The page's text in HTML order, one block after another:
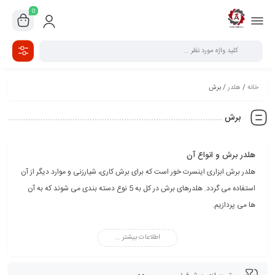
0
خانه/ هلدر/ برش
برش
هلدر برش و انواع آن
هلدر برش ابزاری اینسرت خور است که برای برش کاری، شیارزنی و موارد دیگر از آن
استفاده می گردد. هلدرهای برش در کل به 5 نوع دسته بندی می شوند که به آن
ها می پردازیم.
باشد تولید می شوند. البته در مواردی خاص تر نیز هلدر داخل تراش در
اطلاعات بیشتر ...